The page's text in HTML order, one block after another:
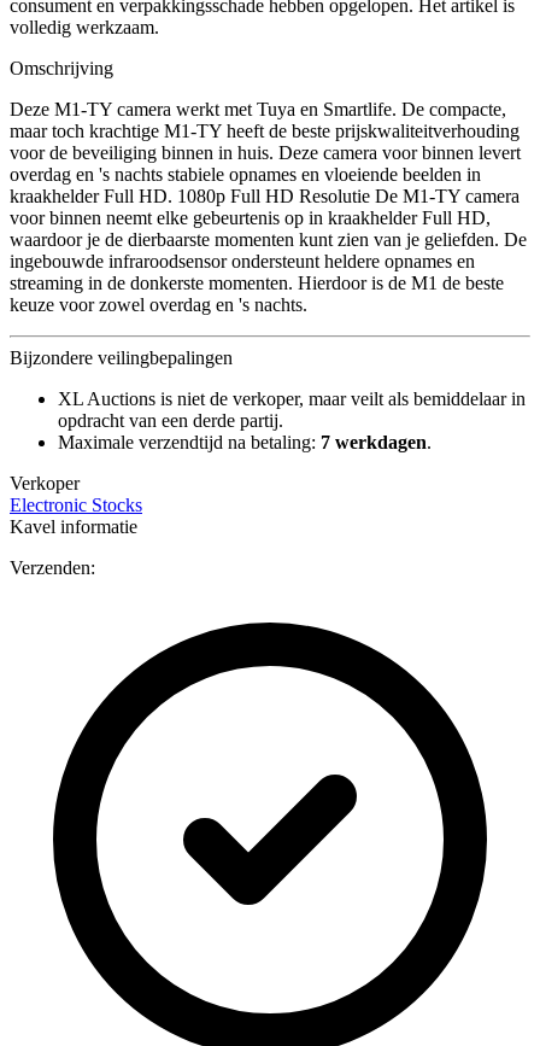
consument en verpakkingsschade hebben opgelopen. Het artikel is
volledig werkzaam.
Omschrijving
Deze M1-TY camera werkt met Tuya en Smartlife. De compacte,
maar toch krachtige M1-TY heeft de beste prijskwaliteitverhouding
voor de beveiliging binnen in huis. Deze camera voor binnen levert
overdag en 's nachts stabiele opnames en vloeiende beelden in
kraakhelder Full HD. 1080p Full HD Resolutie De M1-TY camera
voor binnen neemt elke gebeurtenis op in kraakhelder Full HD,
waardoor je de dierbaarste momenten kunt zien van je geliefden. De
ingebouwde infraroodsensor ondersteunt heldere opnames en
streaming in de donkerste momenten. Hierdoor is de M1 de beste
keuze voor zowel overdag en 's nachts.
Bijzondere veilingbepalingen
XL Auctions is niet de verkoper, maar veilt als bemiddelaar in
opdracht van een derde partij.
Maximale verzendtijd na betaling: 7 werkdagen.
Verkoper
Electronic Stocks
Kavel informatie
Verzenden: